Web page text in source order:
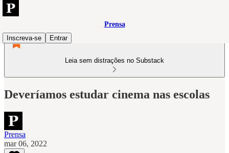
Prensa
Inscreva-se
Entrar
Leia sem distrações no Substack
Deveríamos estudar cinema nas escolas
Prensa
mar 06, 2022